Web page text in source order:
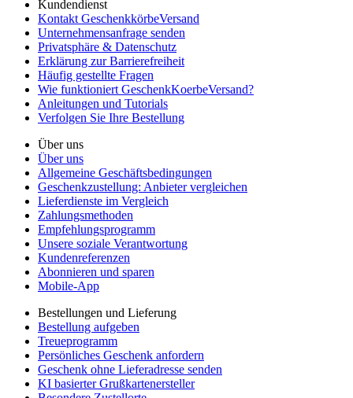
Kundendienst
Kontakt GeschenkkörbeVersand
Unternehmensanfrage senden
Privatsphäre & Datenschutz
Erklärung zur Barrierefreiheit
Häufig gestellte Fragen
Wie funktioniert GeschenkKoerbeVersand?
Anleitungen und Tutorials
Verfolgen Sie Ihre Bestellung
Über uns
Über uns
Allgemeine Geschäftsbedingungen
Geschenkzustellung: Anbieter vergleichen
Lieferdienste im Vergleich
Zahlungsmethoden
Empfehlungsprogramm
Unsere soziale Verantwortung
Kundenreferenzen
Abonnieren und sparen
Mobile-App
Bestellungen und Lieferung
Bestellung aufgeben
Treueprogramm
Persönliches Geschenk anfordern
Geschenk ohne Lieferadresse senden
KI basierter Grußkartenersteller